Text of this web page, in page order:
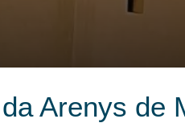
Arenys de